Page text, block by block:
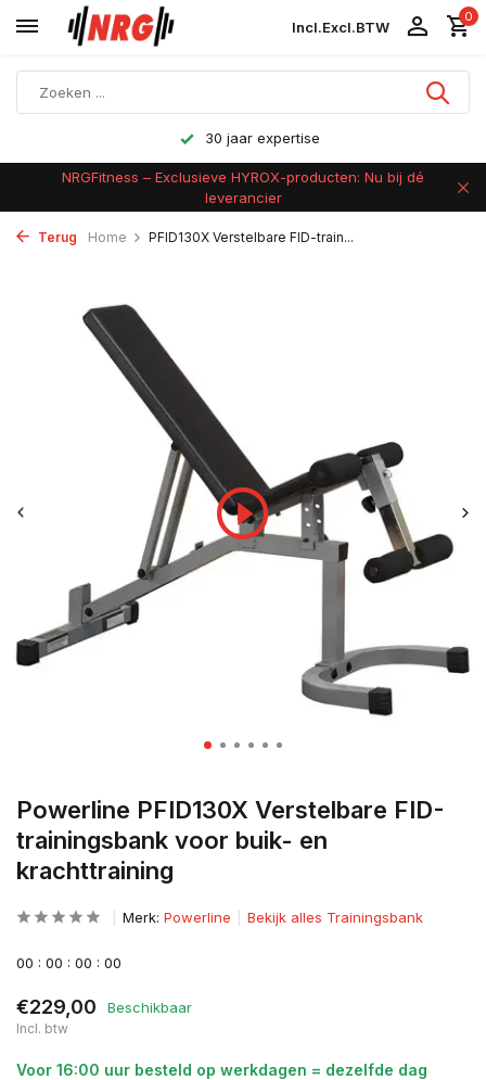
Incl.Excl.BTW
0
30 jaar expertise
NRGFitness – Exclusieve HYROX-producten: Nu bij dé
leverancier
Terug Home PFID130X Verstelbare FID-train...
Powerline PFID130X Verstelbare FID-
trainingsbank voor buik- en
krachttraining
Merk: Powerline Bekijk alles Trainingsbank
00 : 00 : 00 : 00
€229,00 Beschikbaar
Incl. btw
Voor 16:00 uur besteld op werkdagen = dezelfde dag